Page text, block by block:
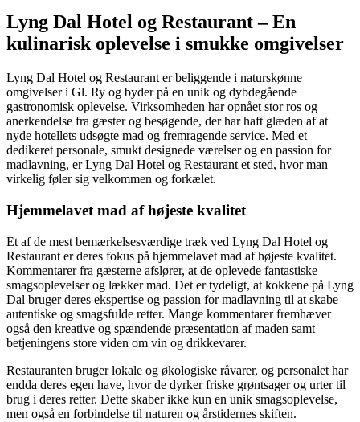
Lyng Dal Hotel og Restaurant – En
kulinarisk oplevelse i smukke omgivelser
Lyng Dal Hotel og Restaurant er beliggende i naturskønne
omgivelser i Gl. Ry og byder på en unik og dybdegående
gastronomisk oplevelse. Virksomheden har opnået stor ros og
anerkendelse fra gæster og besøgende, der har haft glæden af at
nyde hotellets udsøgte mad og fremragende service. Med et
dedikeret personale, smukt designede værelser og en passion for
madlavning, er Lyng Dal Hotel og Restaurant et sted, hvor man
virkelig føler sig velkommen og forkælet.
Hjemmelavet mad af højeste kvalitet
Et af de mest bemærkelsesværdige træk ved Lyng Dal Hotel og
Restaurant er deres fokus på hjemmelavet mad af højeste kvalitet.
Kommentarer fra gæsterne afslører, at de oplevede fantastiske
smagsoplevelser og lækker mad. Det er tydeligt, at kokkene på Lyng
Dal bruger deres ekspertise og passion for madlavning til at skabe
autentiske og smagsfulde retter. Mange kommentarer fremhæver
også den kreative og spændende præsentation af maden samt
betjeningens store viden om vin og drikkevarer.
Restauranten bruger lokale og økologiske råvarer, og personalet har
endda deres egen have, hvor de dyrker friske grøntsager og urter til
brug i deres retter. Dette skaber ikke kun en unik smagsoplevelse,
men også en forbindelse til naturen og årstidernes skiften.